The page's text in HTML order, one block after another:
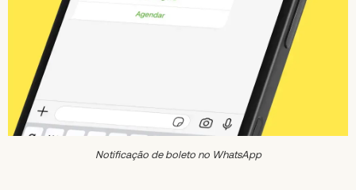
Notificação de boleto no WhatsApp